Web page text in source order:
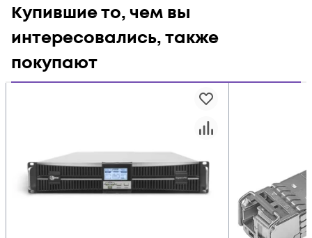
Купившие то, чем вы
интересовались, также
покупают